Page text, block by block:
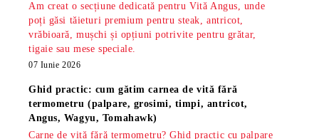
Am creat o secțiune dedicată pentru Vită Angus, unde
poți găsi tăieturi premium pentru steak, antricot,
vrăbioară, mușchi și opțiuni potrivite pentru grătar,
tigaie sau mese speciale.
07 Iunie 2026
Ghid practic: cum gătim carnea de vită fără
termometru (palpare, grosimi, timpi, antricot,
Angus, Wagyu, Tomahawk)
Carne de vită fără termometru? Ghid practic cu palpare